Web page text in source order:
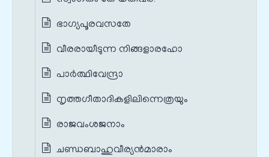
ഭാഗ്യപൂരവസതേ
വീരരായീടുന്ന നിങ്ങളാരഹോ
പാര്‍ത്ഥിവേന്ദ്രാ
നൃത്തഗീതാദികളിലിന്നെത്രയും
രാജവംശജനാം
ചണ്ഡബാഹുവീര്യന്‍മാരാം